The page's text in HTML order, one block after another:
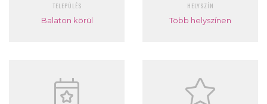
TELEPÜLÉS
Balaton körül
HELYSZÍN
Több helyszínen